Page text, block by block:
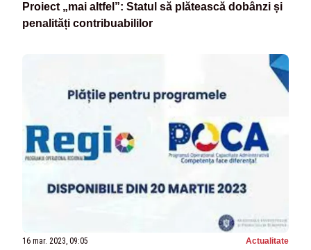
Proiect „mai altfel”: Statul să plătească dobânzi și
penalități contribuabililor
16 mar. 2023, 09:05 Actualitate